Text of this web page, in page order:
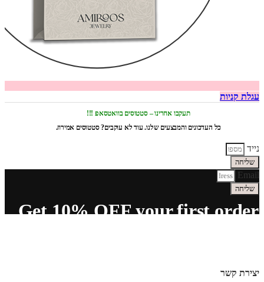
עגלת קניות
תעקבו אחרינו – סטטוסים בוואטסאפ !!!
כל העדכונים והמבצעים שלנו. עוד לא עוקבים? סטטוסים אמירוז.
נייד
שליחה
Email
שליחה
Get 10% OFF your first order
יצירת קשר